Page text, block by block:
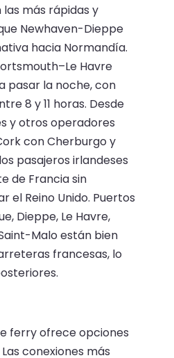
más rápidas y
Newhaven-Dieppe
hacia Normandía.
Havre
pasar la noche, con
8 y 11 horas. Desde
y otros operadores
con Cherburgo y
pasajeros irlandeses
de Francia sin
el Reino Unido. Puertos
Dieppe, Le Havre,
Malo están bien
francesas, lo
ferry ofrece opciones
conexiones más